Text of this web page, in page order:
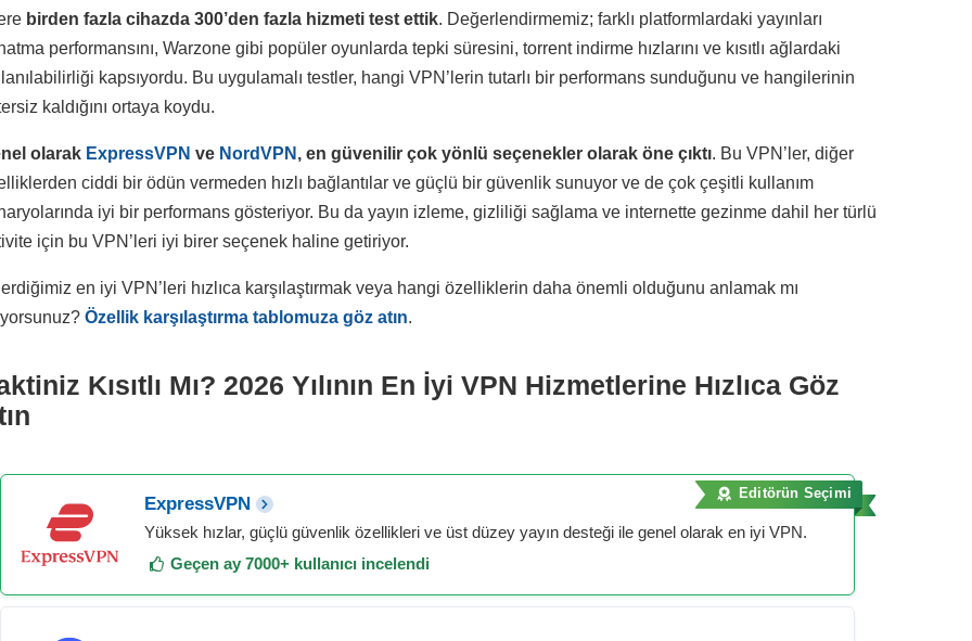
birden fazla cihazda 300’den fazla hizmeti test ettik. Değerlendirmemiz; farklı platformlardaki yayınları
performansını, Warzone gibi popüler oyunlarda tepki süresini, torrent indirme hızlarını ve kısıtlı ağlardaki
kapsıyordu. Bu uygulamalı testler, hangi VPN’lerin tutarlı bir performans sunduğunu ve hangilerinin
kaldığını ortaya koydu.
olarak ExpressVPN ve NordVPN , en güvenilir çok yönlü seçenekler olarak öne çıktı. Bu VPN’ler, diğer
ciddi bir ödün vermeden hızlı bağlantılar ve güçlü bir güvenlik sunuyor ve de çok çeşitli kullanım
iyi bir performans gösteriyor. Bu da yayın izleme, gizliliği sağlama ve internette gezinme dahil her türlü
için bu VPN’leri iyi birer seçenek haline getiriyor.
en iyi VPN’leri hızlıca karşılaştırmak veya hangi özelliklerin daha önemli olduğunu anlamak mı
Özellik karşılaştırma tablomuza göz atın.
Kısıtlı Mı? 2026 Yılının En İyi VPN Hizmetlerine Hızlıca Göz
Editörün Seçimi
ExpressVPN
Yüksek hızlar, güçlü güvenlik özellikleri ve üst düzey yayın desteği ile genel olarak en iyi VPN.
Geçen ay 7000+ kullanıcı incelendi